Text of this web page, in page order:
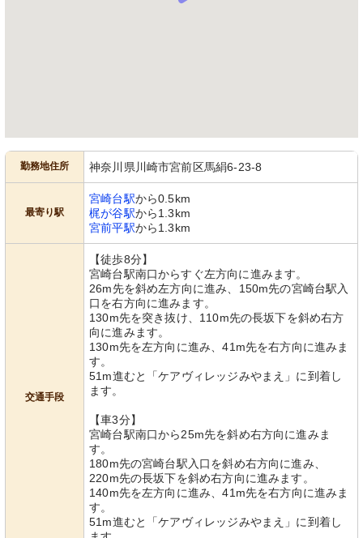
勤務地住所 神奈川県川崎市宮前区馬絹6-23-8
最寄り駅
宮崎台駅から0.5km
梶が谷駅から1.3km
宮前平駅から1.3km
交通手段
【徒歩8分】
宮崎台駅南口からすぐ左方向に進みます。
26m先を斜め左方向に進み、150m先の宮崎台駅入
口を右方向に進みます。
130m先を突き抜け、110m先の長坂下を斜め右方
向に進みます。
130m先を左方向に進み、41m先を右方向に進みま
す。
51m進むと「ケアヴィレッジみやまえ」に到着し
ます。
【車3分】
宮崎台駅南口から25m先を斜め右方向に進みま
す。
180m先の宮崎台駅入口を斜め右方向に進み、
220m先の長坂下を斜め右方向に進みます。
140m先を左方向に進み、41m先を右方向に進みま
す。
51m進むと「ケアヴィレッジみやまえ」に到着し